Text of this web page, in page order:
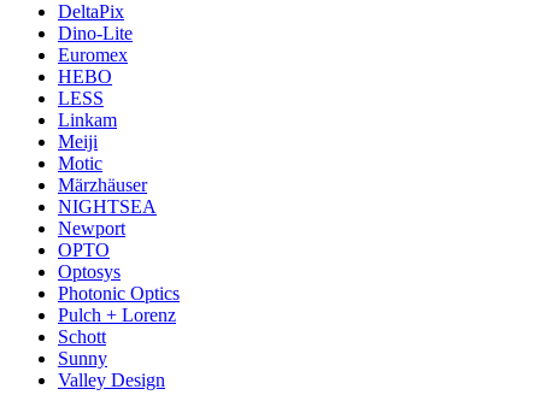
DeltaPix
Dino-Lite
Euromex
HEBO
LESS
Linkam
Meiji
Motic
Märzhäuser
NIGHTSEA
Newport
OPTO
Optosys
Photonic Optics
Pulch + Lorenz
Schott
Sunny
Valley Design